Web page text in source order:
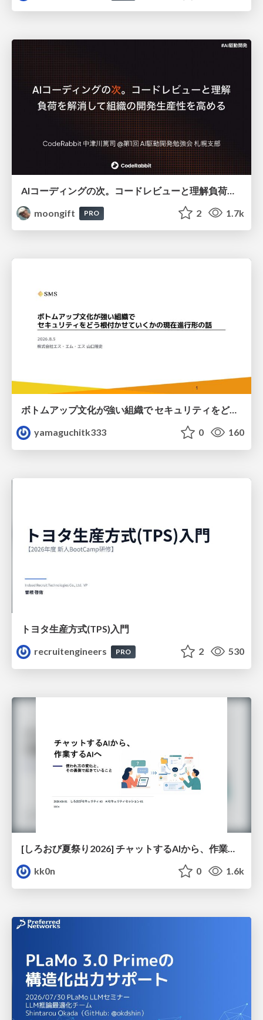
moongift
PRO 2 1.7k
ボトムアップ文化が強い組織で セキュリティをどう根付かせていくかの現在進行形の話 / Making Security Stick in a Bottom-Up Organization
yamaguchitk333
0 160
トヨタ⽣産⽅式(TPS)⼊⾨
recruitengineers
PRO 2 530
kk0n
0 1.6k